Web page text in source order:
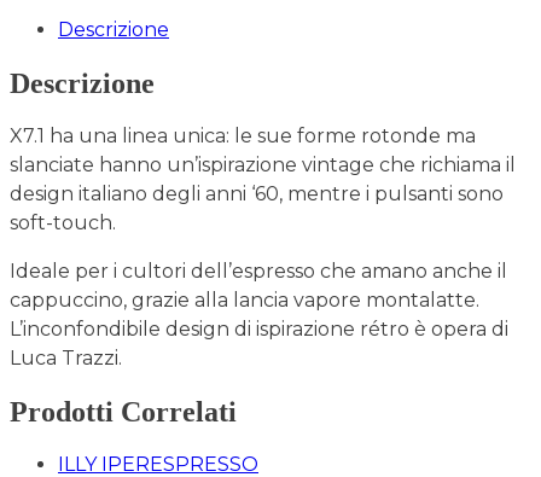
Descrizione
Descrizione
X7.1 ha una linea unica: le sue forme rotonde ma
slanciate hanno un’ispirazione vintage che richiama il
design italiano degli anni ‘60, mentre i pulsanti sono
soft-touch.
Ideale per i cultori dell’espresso che amano anche il
cappuccino, grazie alla lancia vapore montalatte.
L’inconfondibile design di ispirazione rétro è opera di
Luca Trazzi.
Prodotti Correlati
ILLY IPERESPRESSO